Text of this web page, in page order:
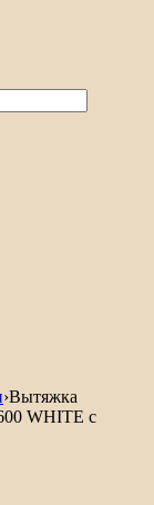
›Вытяжка
WHITE с